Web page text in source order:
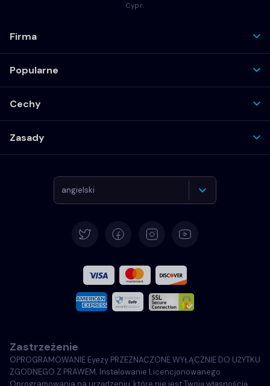
Cypr.
Firma
Popularne
Cechy
Zasady
angielski
Français
Włoski
Português
Türkçe
Zastrzeżenie
OPROGRAMOWANIE Eyezy PRZEZNACZONE WYŁĄCZNIE DO UŻYTKU
ZGODNEGO Z PRAWEM. Instalowanie Licencjonowanego